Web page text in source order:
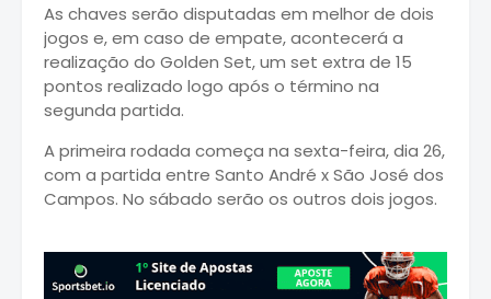
As chaves serão disputadas em melhor de dois
jogos e, em caso de empate, acontecerá a
realização do Golden Set, um set extra de 15
pontos realizado logo após o término na
segunda partida.
A primeira rodada começa na sexta-feira, dia 26,
com a partida entre Santo André x São José dos
Campos. No sábado serão os outros dois jogos.